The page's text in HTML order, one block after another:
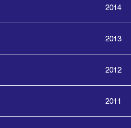
2014
2013
2012
2011